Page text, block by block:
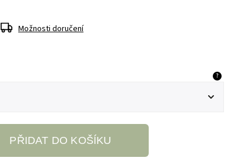
?
Možnosti doručení
PŘIDAT DO KOŠÍKU